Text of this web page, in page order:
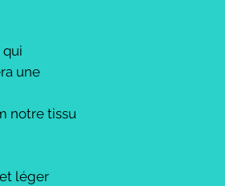
qui
une
notre tissu
léger